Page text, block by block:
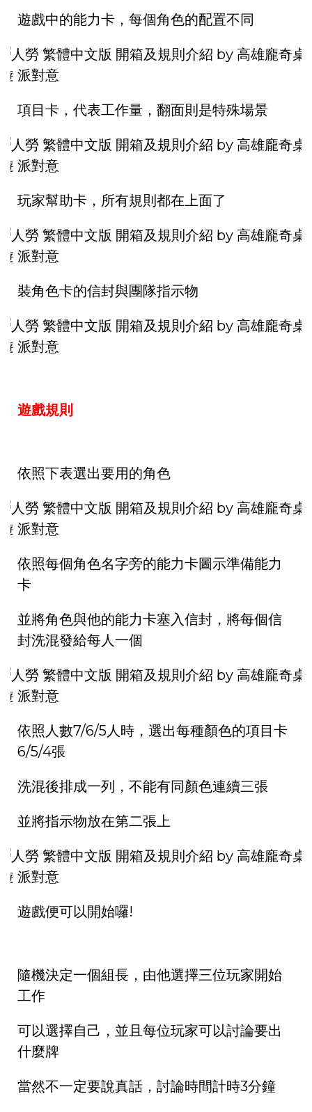
遊戲中的能力卡，每個角色的配置不同
項目卡，代表工作量，翻面則是特殊場景
玩家幫助卡，所有規則都在上面了
裝角色卡的信封與團隊指示物
遊戲規則
依照下表選出要用的角色
依照每個角色名字旁的能力卡圖示準備能力
卡
並將角色與他的能力卡塞入信封，將每個信
封洗混發給每人一個
依照人數7/6/5人時，選出每種顏色的項目卡
6/5/4張
洗混後排成一列，不能有同顏色連續三張
並將指示物放在第二張上
遊戲便可以開始囉!
隨機決定一個組長，由他選擇三位玩家開始
工作
可以選擇自己，並且每位玩家可以討論要出
什麼牌
當然不一定要說真話，討論時間計時3分鐘